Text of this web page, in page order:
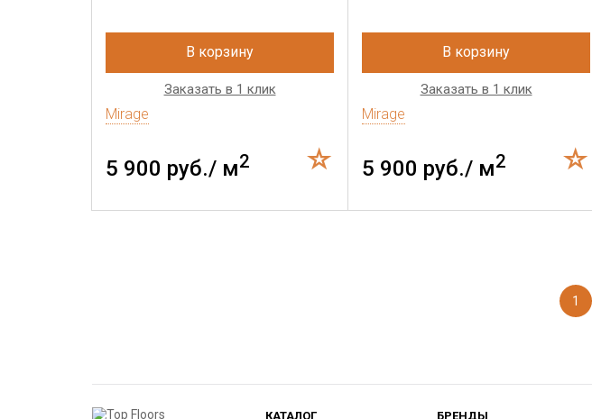
В корзину
Заказать в 1 клик
Mirage
5 900 руб./ м2
В корзину
Заказать в 1 клик
Mirage
5 900 руб./ м2
1
КАТАЛОГ БРЕНДЫ